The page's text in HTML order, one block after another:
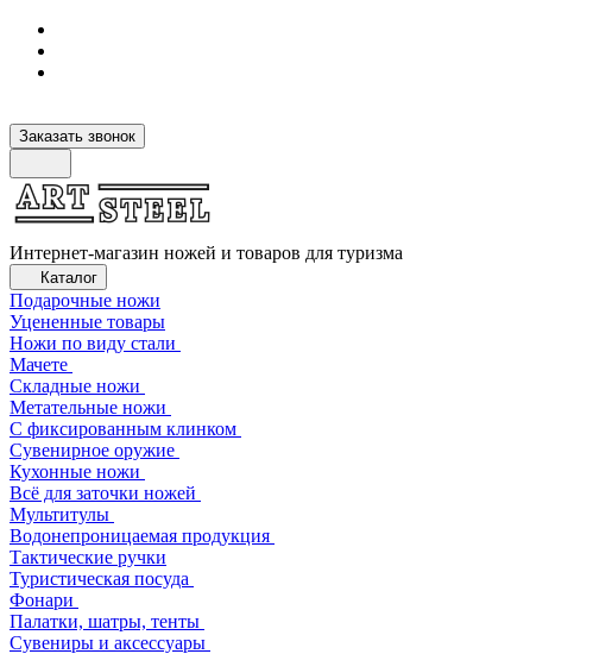
Заказать звонок
Интернет-магазин ножей и товаров для туризма
Каталог
Подарочные ножи
Уцененные товары
Ножи по виду стали
Мачете
Складные ножи
Метательные ножи
С фиксированным клинком
Сувенирное оружие
Кухонные ножи
Всё для заточки ножей
Мультитулы
Водонепроницаемая продукция
Тактические ручки
Туристическая посуда
Фонари
Палатки, шатры, тенты
Сувениры и аксессуары